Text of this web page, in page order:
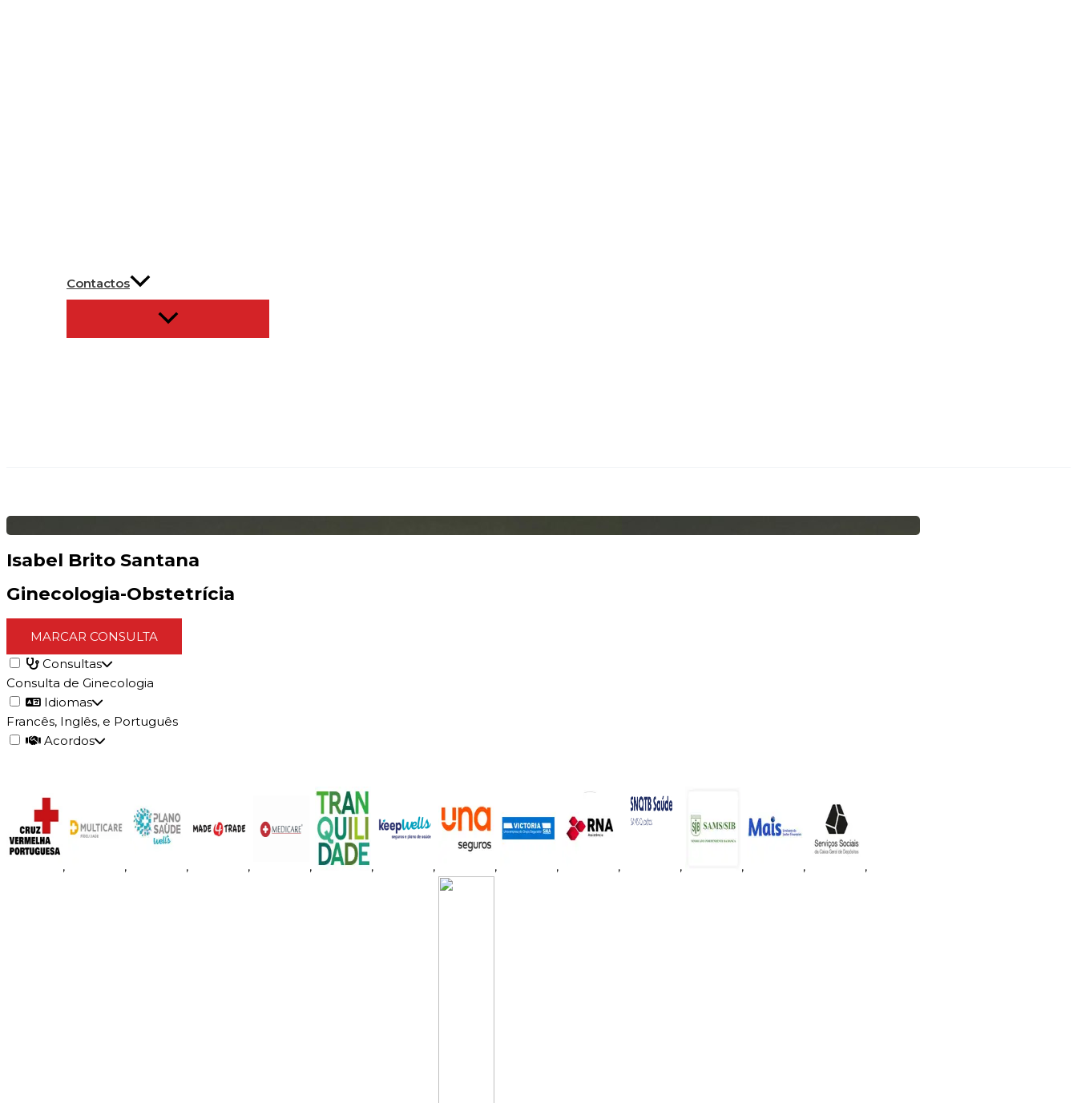
Contactos
Isabel Brito Santana
Ginecologia-Obstetrícia
MARCAR CONSULTA
Consultas
Consulta de Ginecologia
Idiomas
Francês, Inglês, e Português
Acordos
, , , , , , , , , , , , , ,